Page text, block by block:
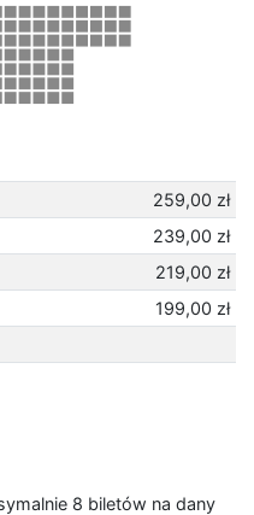
259,00 zł
239,00 zł
219,00 zł
199,00 zł
8 biletów na dany